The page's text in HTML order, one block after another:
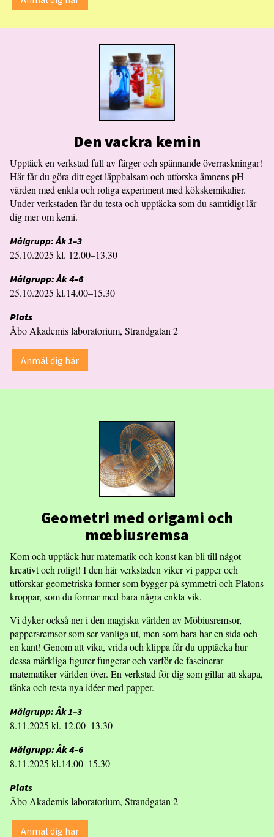
Den vackra kemin
Upptäck en verkstad full av färger och spännande överraskningar!
Här får du göra ditt eget läppbalsam och utforska ämnens pH-
värden med enkla och roliga experiment med kökskemikalier.
Under verkstaden får du testa och upptäcka som du samtidigt lär
dig mer om kemi.
Målgrupp: Åk 1–3
25.10.2025 kl. 12.00–13.30
Målgrupp: Åk 4–6
25.10.2025 kl.14.00–15.30
Plats
Åbo Akademis laboratorium, Strandgatan 2
Anmäl dig här
Geometri med origami och
mœbiusremsa
Kom och upptäck hur matematik och konst kan bli till något
kreativt och roligt! I den här verkstaden viker vi papper och
utforskar geometriska former som bygger på symmetri och Platons
kroppar, som du formar med bara några enkla vik.
Vi dyker också ner i den magiska världen av Möbiusremsor,
pappersremsor som ser vanliga ut, men som bara har en sida och
en kant! Genom att vika, vrida och klippa får du upptäcka hur
dessa märkliga figurer fungerar och varför de fascinerar
matematiker världen över. En verkstad för dig som gillar att skapa,
tänka och testa nya idéer med papper.
Målgrupp: Åk 1–3
8.11.2025 kl. 12.00–13.30
Målgrupp: Åk 4–6
8.11.2025 kl.14.00–15.30
Plats
Åbo Akademis laboratorium, Strandgatan 2
Anmäl dig här